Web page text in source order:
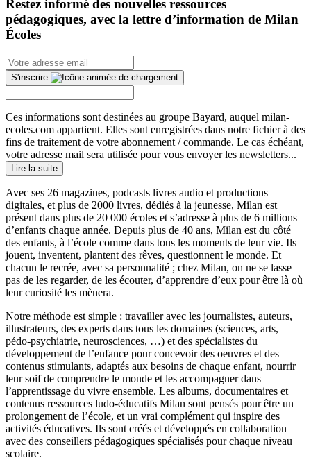
Restez informé des nouvelles ressources
pédagogiques, avec la lettre d’information de Milan
Écoles
S'inscrire
Ces informations sont destinées au groupe Bayard, auquel milan-
ecoles.com appartient. Elles sont enregistrées dans notre fichier à des
fins de traitement de votre abonnement / commande. Le cas échéant,
votre adresse mail sera utilisée pour vous envoyer les newsletters...
Lire la suite
Avec ses 26 magazines, podcasts livres audio et productions
digitales, et plus de 2000 livres, dédiés à la jeunesse, Milan est
présent dans plus de 20 000 écoles et s’adresse à plus de 6 millions
d’enfants chaque année. Depuis plus de 40 ans, Milan est du côté
des enfants, à l’école comme dans tous les moments de leur vie. Ils
jouent, inventent, plantent des rêves, questionnent le monde. Et
chacun le recrée, avec sa personnalité ; chez Milan, on ne se lasse
pas de les regarder, de les écouter, d’apprendre d’eux pour être là où
leur curiosité les mènera.
Notre méthode est simple : travailler avec les journalistes, auteurs,
illustrateurs, des experts dans tous les domaines (sciences, arts,
pédo-psychiatrie, neurosciences, …) et des spécialistes du
développement de l’enfance pour concevoir des oeuvres et des
contenus stimulants, adaptés aux besoins de chaque enfant, nourrir
leur soif de comprendre le monde et les accompagner dans
l’apprentissage du vivre ensemble. Les albums, documentaires et
contenus ressources ludo-éducatifs Milan sont pensés pour être un
prolongement de l’école, et un vrai complément qui inspire des
activités éducatives. Ils sont créés et développés en collaboration
avec des conseillers pédagogiques spécialisés pour chaque niveau
scolaire.